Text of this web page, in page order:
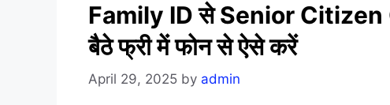
Family ID से Senior Citizen
बैठे फ्री में फोन से ऐसे करें
April 29, 2025 by admin